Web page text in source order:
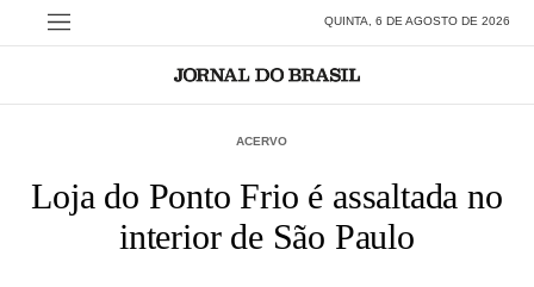
QUINTA, 6 DE AGOSTO DE 2026
ACERVO
Loja do Ponto Frio é assaltada no
interior de São Paulo